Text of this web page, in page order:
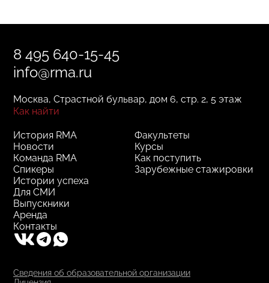
8 495 640-15-45
info@rma.ru
Москва, Страстной бульвар, дом 6, стр. 2, 5 этаж
Как найти
Факультеты
Курсы
Как поступить
Зарубежные стажировки
История RMA
Новости
Команда RMA
Спикеры
Истории успеха
Для СМИ
Выпускники
Аренда
Контакты
Сведения об образовательной организации